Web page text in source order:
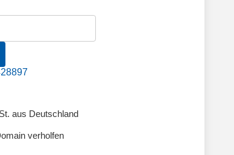
aus Deutschland
verholfen